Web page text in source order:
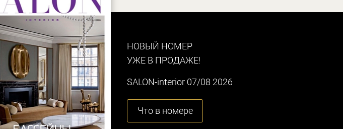
НОВЫЙ НОМЕР
УЖЕ В ПРОДАЖЕ!
SALON-interior 07/08 2026
Что в номере